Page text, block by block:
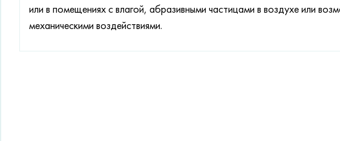
или в помещениях с влагой, абразивными частицами в воздухе или
механическими воздействиями.